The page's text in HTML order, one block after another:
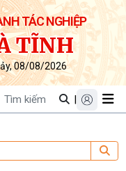
TÁC NGHIỆP
TĨNH
08/08/2026
|